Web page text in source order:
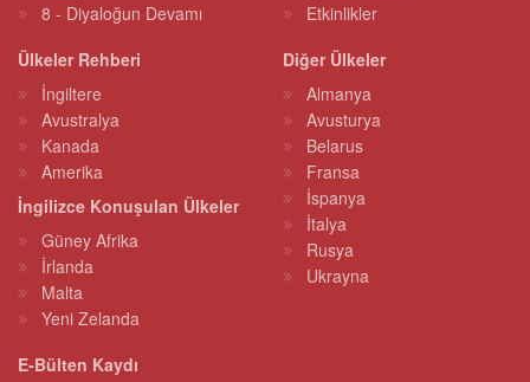
8 - Diyaloğun Devamı
Etkinlikler
Ülkeler Rehberi
İngiltere
Avustralya
Kanada
Amerika
İngilizce Konuşulan Ülkeler
Güney Afrika
İrlanda
Malta
Yeni Zelanda
Diğer Ülkeler
Almanya
Avusturya
Belarus
Fransa
İspanya
İtalya
Rusya
Ukrayna
E-Bülten Kaydı